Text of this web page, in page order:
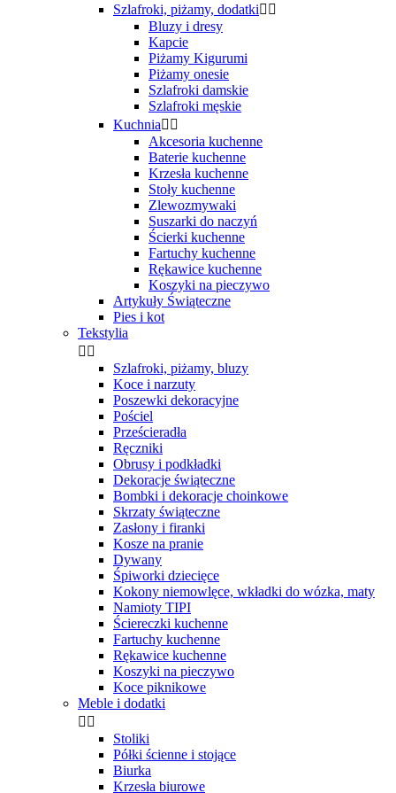
Szlafroki, piżamy, dodatki 
Bluzy i dresy
Kapcie
Piżamy Kigurumi
Piżamy onesie
Szlafroki damskie
Szlafroki męskie
Kuchnia 
Akcesoria kuchenne
Baterie kuchenne
Krzesła kuchenne
Stoły kuchenne
Zlewozmywaki
Suszarki do naczyń
Ścierki kuchenne
Fartuchy kuchenne
Rękawice kuchenne
Koszyki na pieczywo
Artykuły Świąteczne
Pies i kot
Tekstylia
 
Szlafroki, piżamy, bluzy
Koce i narzuty
Poszewki dekoracyjne
Pościel
Prześcieradła
Ręczniki
Obrusy i podkładki
Dekoracje świąteczne
Bombki i dekoracje choinkowe
Skrzaty świąteczne
Zasłony i firanki
Kosze na pranie
Dywany
Śpiworki dziecięce
Kokony niemowlęce, wkładki do wózka, maty
Namioty TIPI
Ściereczki kuchenne
Fartuchy kuchenne
Rękawice kuchenne
Koszyki na pieczywo
Koce piknikowe
Meble i dodatki
 
Stoliki
Półki ścienne i stojące
Biurka
Krzesła biurowe